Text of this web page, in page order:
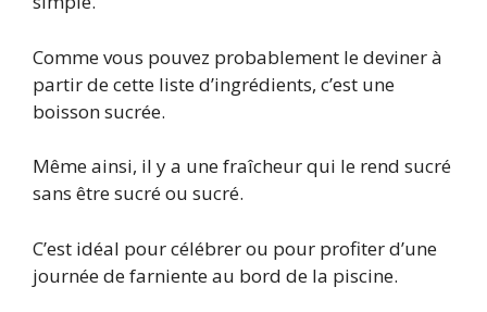
Comme vous pouvez probablement le deviner à
partir de cette liste d’ingrédients, c’est une
boisson sucrée.
Même ainsi, il y a une fraîcheur qui le rend sucré
sans être sucré ou sucré.
C’est idéal pour célébrer ou pour profiter d’une
journée de farniente au bord de la piscine.